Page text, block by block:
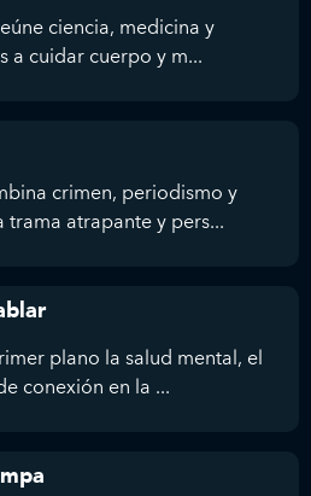
ciencia, medicina y
a cuidar cuerpo y m...
crimen, periodismo y
atrapante y pers...
plano la salud mental, el
conexión en la ...